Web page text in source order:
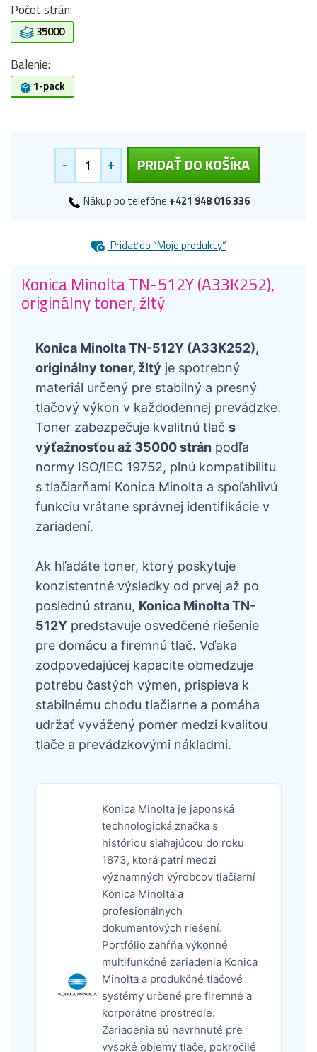
Počet strán:
35000
Balenie:
1-pack
- + PRIDAŤ DO KOŠÍKA
Nákup po telefóne +421 948 016 336
Pridať do “Moje produkty”
Konica Minolta TN-512Y (A33K252),
originálny toner, žltý
Konica Minolta TN-512Y (A33K252),
originálny toner, žltý je spotrebný
materiál určený pre stabilný a presný
tlačový výkon v každodennej prevádzke.
Toner zabezpečuje kvalitnú tlač s
výťažnosťou až 35000 strán podľa
normy ISO/IEC 19752, plnú kompatibilitu
s tlačiarňami Konica Minolta a spoľahlivú
funkciu vrátane správnej identifikácie v
zariadení.
Ak hľadáte toner, ktorý poskytuje
konzistentné výsledky od prvej až po
poslednú stranu, Konica Minolta TN-
512Y predstavuje osvedčené riešenie
pre domácu a firemnú tlač. Vďaka
zodpovedajúcej kapacite obmedzuje
potrebu častých výmen, prispieva k
stabilnému chodu tlačiarne a pomáha
udržať vyvážený pomer medzi kvalitou
tlače a prevádzkovými nákladmi.
Konica Minolta je japonská
technologická značka s
históriou siahajúcou do roku
1873, ktorá patrí medzi
významných výrobcov tlačiarní
Konica Minolta a
profesionálnych
dokumentových riešení.
Portfólio zahŕňa výkonné
multifunkčné zariadenia Konica
Minolta a produkčné tlačové
systémy určené pre firemné a
korporátne prostredie.
Zariadenia sú navrhnuté pre
vysoké objemy tlače, pokročilé